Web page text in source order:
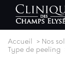
Accueil Nos
Type de peeling